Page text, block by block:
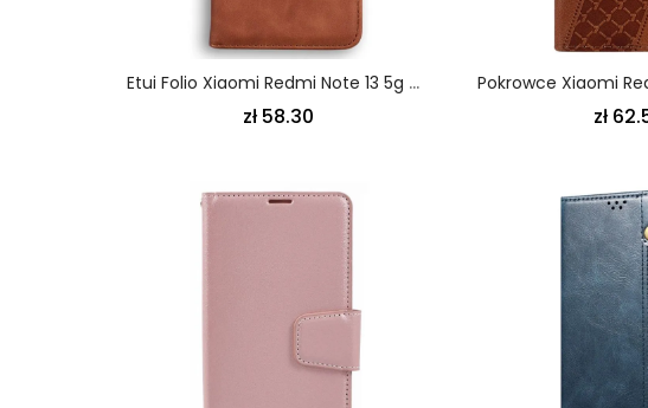
Etui Folio Xiaomi Redmi Note 13 5g Widoczne Szwy
zł 58.30 zł